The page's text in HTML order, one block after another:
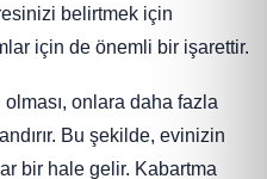
belirtmek için
için de önemli bir işarettir.
olması, onlara daha fazla
Bu şekilde, evinizin
bir hale gelir. Kabartma